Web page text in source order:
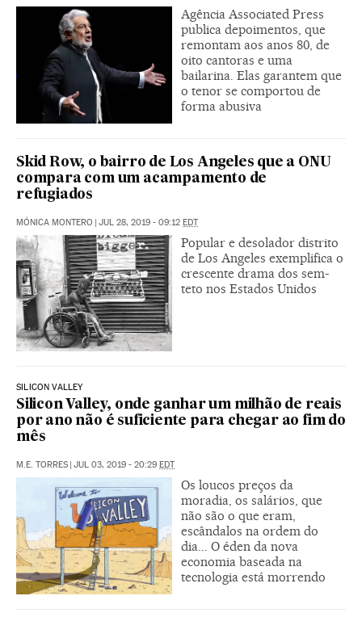
Agência Associated Press
publica depoimentos, que
remontam aos anos 80, de
oito cantoras e uma
bailarina. Elas garantem que
o tenor se comportou de
forma abusiva
Skid Row, o bairro de Los Angeles que a ONU
compara com um acampamento de
refugiados
MÓNICA MONTERO | JUL 28, 2019 - 09:12 EDT
Popular e desolador distrito
de Los Angeles exemplifica o
crescente drama dos sem-
teto nos Estados Unidos
SILICON VALLEY
Silicon Valley, onde ganhar um milhão de reais
por ano não é suficiente para chegar ao fim do
mês
M.E. TORRES JUL 03, 2019 - 20:29 EDT
Os loucos preços da
moradia, os salários, que
não são o que eram,
escândalos na ordem do
dia... O éden da nova
economia baseada na
tecnologia está morrendo